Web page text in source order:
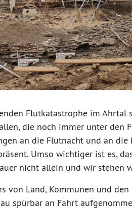
Flutkatastrophe im Ahrtal
die noch immer unter den
an die Flutnacht und an die
Umso wichtiger ist es,
nicht allein und wir stehen
von Land, Kommunen und
spürbar an Fahrt